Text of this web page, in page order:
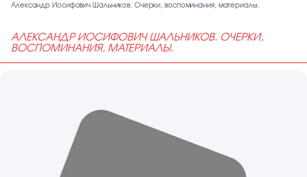
Александр Иосифович Шальников. Очерки, воспоминания, материалы.
АЛЕКСАНДР ИОСИФОВИЧ ШАЛЬНИКОВ. ОЧЕРКИ,
ВОСПОМИНАНИЯ, МАТЕРИАЛЫ.